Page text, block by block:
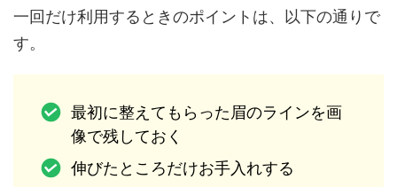
一回だけ利用するときのポイントは、以下の通りで
す。
最初に整えてもらった眉のラインを画
像で残しておく
伸びたところだけお手入れする